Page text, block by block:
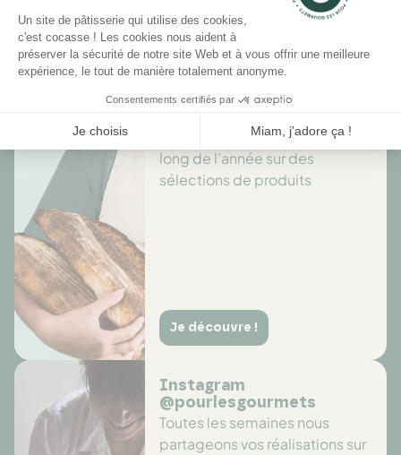
Il n'y a pas encore d'avis pour ce produit.
Profitez de promotions tout au
long de l'année sur des
sélections de produits
Je découvre !
Instagram
@pourlesgourmets
Toutes les semaines nous
partageons vos réalisations sur